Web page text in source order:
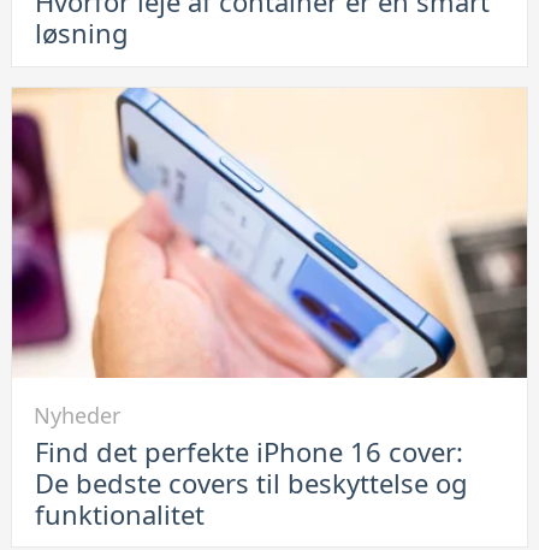
opbevaring
Hvorfor
leje
af
container
er
en
smart
løsning
løsning
Find
det
perfekte
Nyheder
Find det perfekte iPhone 16 cover:
De bedste covers til beskyttelse og
funktionalitet